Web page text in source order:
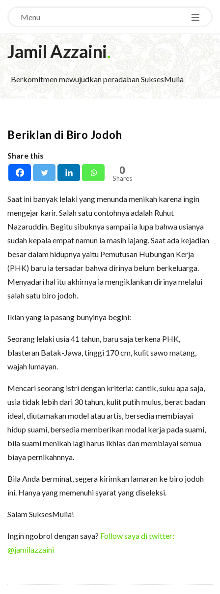
Menu
Jamil Azzaini.
Berkomitmen mewujudkan peradaban SuksesMulia
Beriklan di Biro Jodoh
Share this
0
Shares
Saat ini banyak lelaki yang menunda menikah karena ingin
mengejar karir. Salah satu contohnya adalah Ruhut
Nazaruddin. Begitu sibuknya sampai ia lupa bahwa usianya
sudah kepala empat namun ia masih lajang. Saat ada kejadian
besar dalam hidupnya yaitu Pemutusan Hubungan Kerja
(PHK) baru ia tersadar bahwa dirinya belum berkeluarga.
Menyadari hal itu akhirnya ia mengiklankan dirinya melalui
salah satu biro jodoh.
Iklan yang ia pasang bunyinya begini:
Seorang lelaki usia 41 tahun, baru saja terkena PHK,
blasteran Batak-Jawa, tinggi 170 cm, kulit sawo matang,
wajah lumayan.
Mencari seorang istri dengan kriteria: cantik, suku apa saja,
usia tidak lebih dari 30 tahun, kulit putih mulus, berat badan
ideal, diutamakan model atau artis, bersedia membiayai
hidup suami, bersedia memberikan modal kerja pada suami,
bila suami menikah lagi harus ikhlas dan membiayai semua
biaya pernikahnnya.
Bila Anda berminat, segera kirimkan lamaran ke biro jodoh
ini. Hanya yang memenuhi syarat yang diseleksi.
Salam SuksesMulia!
Ingin ngobrol dengan saya? Follow saya di twitter:
@jamilazzaini